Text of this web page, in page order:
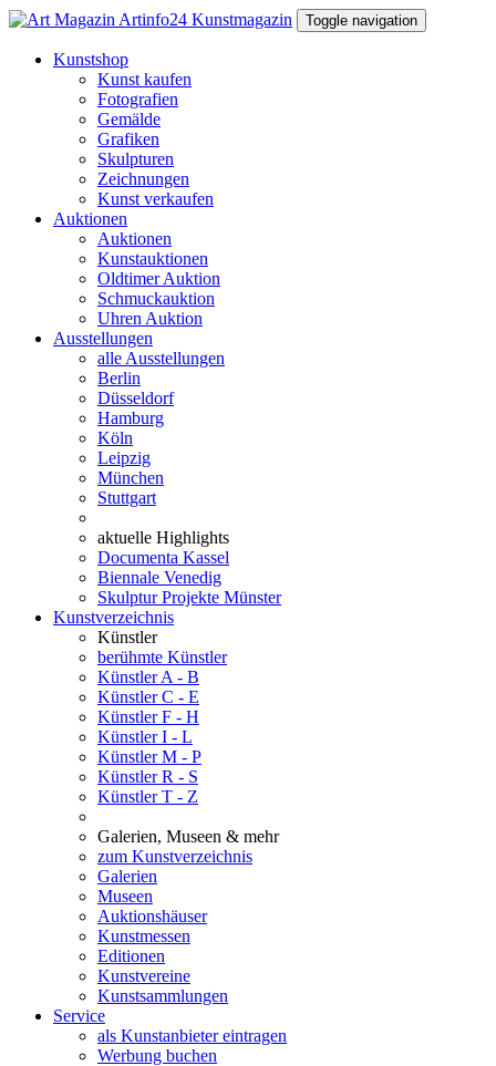
Toggle navigation
Kunstshop
Kunst kaufen
Fotografien
Gemälde
Grafiken
Skulpturen
Zeichnungen
Kunst verkaufen
Auktionen
Auktionen
Kunstauktionen
Oldtimer Auktion
Schmuckauktion
Uhren Auktion
Ausstellungen
alle Ausstellungen
Berlin
Düsseldorf
Hamburg
Köln
Leipzig
München
Stuttgart
aktuelle Highlights
Documenta Kassel
Biennale Venedig
Skulptur Projekte Münster
Kunstverzeichnis
Künstler
berühmte Künstler
Künstler A - B
Künstler C - E
Künstler F - H
Künstler I - L
Künstler M - P
Künstler R - S
Künstler T - Z
Galerien, Museen & mehr
zum Kunstverzeichnis
Galerien
Museen
Auktionshäuser
Kunstmessen
Editionen
Kunstvereine
Kunstsammlungen
Service
als Kunstanbieter eintragen
Werbung buchen